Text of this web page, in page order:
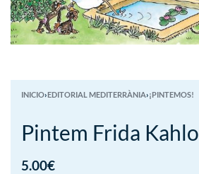
INICIO›EDITORIAL MEDITERRÀNIA›¡PINTEMOS!
Pintem Frida Kahlo
5.00€